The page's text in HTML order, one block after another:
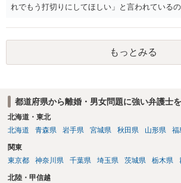
れでもう打切りにしてほしい」と言われている
検察庁に訴えるのもありかもしれないですが、
は、結局所轄だと思われますので、やはり結論
ないです。 一度、最寄りの「刑事に強い」とう
談してみてはいかがでしょうか。 以上、ご参考
もっとみる
都道府県から離婚・男女問題に強い弁護士
北海道・東北
北海道
青森県 岩手県 宮城県 秋田県 山形県 福
関東
東京都
神奈川県 千葉県 埼玉県 茨城県 栃木県
北陸・甲信越